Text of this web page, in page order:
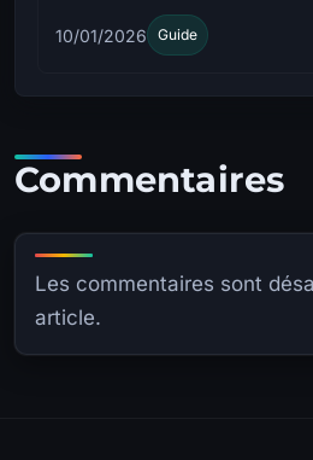
10/01/2026 Guide
Commentaires
Les commentaires sont
article.